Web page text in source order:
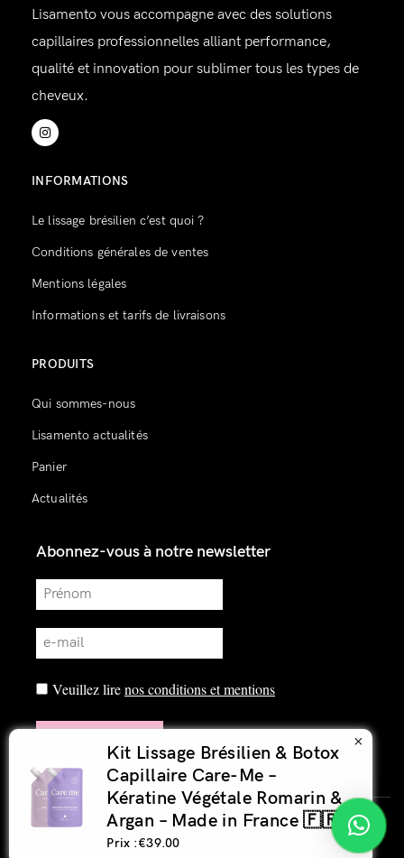
Lisamento vous accompagne avec des solutions
capillaires professionnelles alliant performance,
qualité et innovation pour sublimer tous les types de
cheveux.
INFORMATIONS
Le lissage brésilien c’est quoi ?
Conditions générales de ventes
Mentions légales
Informations et tarifs de livraisons
PRODUITS
Qui sommes-nous
Lisamento actualités
Panier
Actualités
Abonnez-vous à notre newsletter
Veuillez lirenos conditions et mentions
© 2026 Lisamento.
Kit Lissage Brésilien & Botox
Capillaire Care-Me –
Kératine Végétale Romarin &
Argan – Made in France 🇫🇷
Prix :€39.00
×